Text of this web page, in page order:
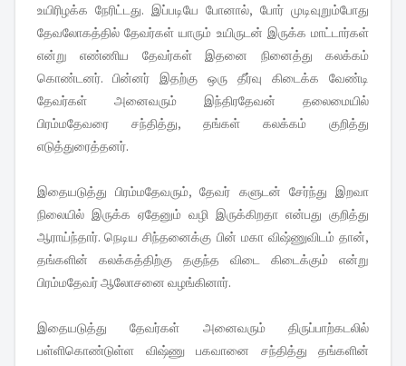
உயிரிழக்க நேரிட்டது. இப்படியே போனால், போர் முடிவுறும்போது
தேவலோகத்தில் தேவர்கள் யாரும் உயிருடன் இருக்க மாட்டார்கள்
என்று எண்ணிய தேவர்கள் இதனை நினைத்து கலக்கம்
கொண்டனர். பின்னர் இதற்கு ஒரு தீர்வு கிடைக்க வேண்டி
தேவர்கள் அனைவரும் இந்திரதேவன் தலைமையில்
பிரம்மதேவரை சந்தித்து, தங்கள் கலக்கம் குறித்து
எடுத்துரைத்தனர்.
இதையடுத்து பிரம்மதேவரும், தேவர் களுடன் சேர்ந்து இறவா
நிலையில் இருக்க ஏதேனும் வழி இருக்கிறதா என்பது குறித்து
ஆராய்ந்தார். நெடிய சிந்தனைக்கு பின் மகா விஷ்ணுவிடம் தான்,
தங்களின் கலக்கத்திற்கு தகுந்த விடை கிடைக்கும் என்று
பிரம்மதேவர் ஆலோசனை வழங்கினார்.
இதையடுத்து தேவர்கள் அனைவரும் திருப்பாற்கடலில்
பள்ளிகொண்டுள்ள விஷ்ணு பகவானை சந்தித்து தங்களின்